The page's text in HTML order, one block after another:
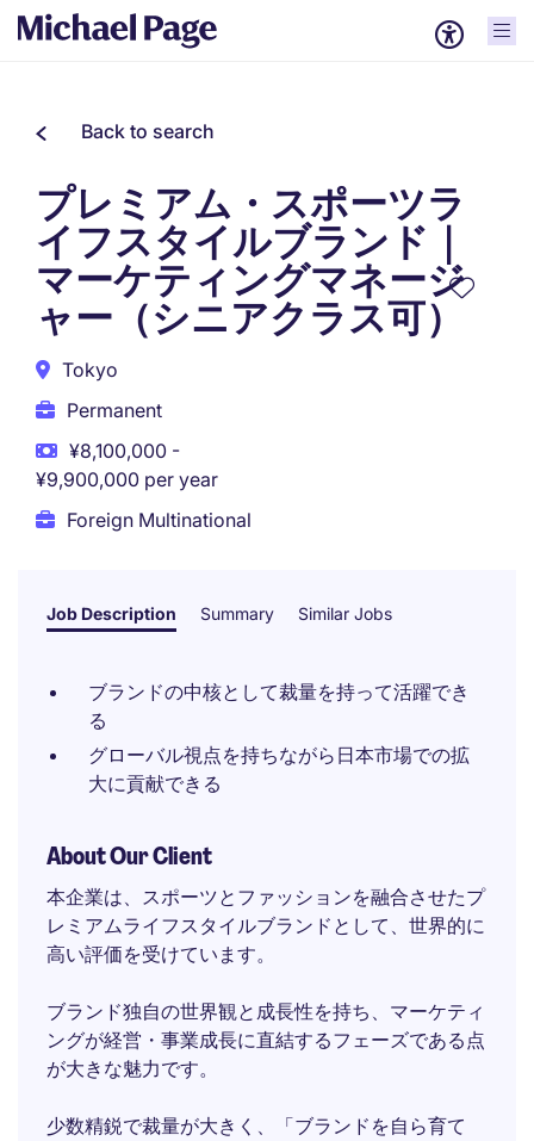
Back to search
プレミアム・スポーツラ
イフスタイルブランド｜
マーケティングマネージ
ャー（シニアクラス可）
Tokyo
Permanent
¥8,100,000 -
¥9,900,000 per year
Foreign Multinational
Job Description Summary Similar Jobs
ブランドの中核として裁量を持って活躍でき
る
グローバル視点を持ちながら日本市場での拡
大に貢献できる
About Our Client
本企業は、スポーツとファッションを融合させたプ
レミアムライフスタイルブランドとして、世界的に
高い評価を受けています。
ブランド独自の世界観と成長性を持ち、マーケティ
ングが経営・事業成長に直結するフェーズである点
が大きな魅力です。
少数精鋭で裁量が大きく、「ブランドを自ら育て